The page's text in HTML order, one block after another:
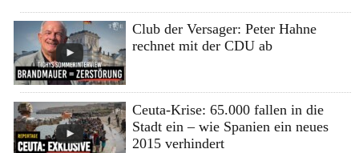
Club der Versager: Peter Hahne
rechnet mit der CDU ab
Ceuta-Krise: 65.000 fallen in die
Stadt ein – wie Spanien ein neues
2015 verhindert